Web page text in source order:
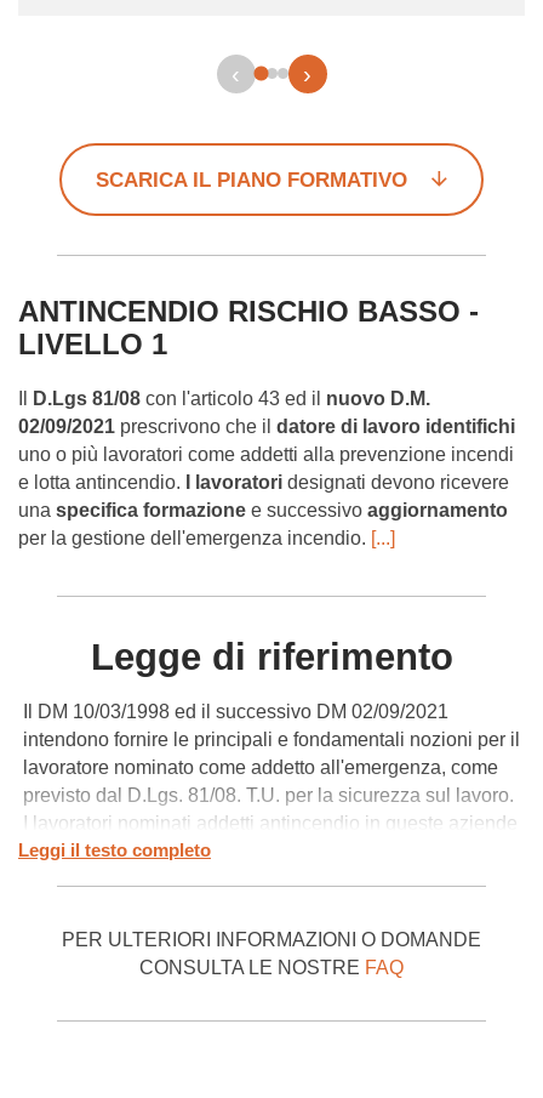
‹ ›
SCARICA IL PIANO FORMATIVO
ANTINCENDIO RISCHIO BASSO -
LIVELLO 1
D.Lgs 81/08 con l'articolo 43 ed il nuovo D.M.
02/09/2021 prescrivono che il datore di lavoro identifichi
uno o più lavoratori come addetti alla prevenzione incendi
e lotta antincendio.
I lavoratori designati devono ricevere
una specifica formazione e successivo aggiornamento
per la gestione dell'emergenza incendio. [...]
Legge di riferimento
Il DM 10/03/1998 ed il successivo DM 02/09/2021
intendono fornire le principali e fondamentali nozioni per il
lavoratore nominato come addetto all'emergenza, come
previsto dal D.Lgs. 81/08. T.U. per la sicurezza sul lavoro.
I lavoratori nominati addetti antincendio in queste aziende
dovranno acquisire, attraverso questo corso di
della combustione ed alle dirette conseguenze per le
persone esposte al fuoco ed ai fumi prodotti. Verranno
più comuni e le possibilità di impiego delle diverse
Leggi il testo completo
PER ULTERIORI INFORMAZIONI O DOMANDE
CONSULTA LE NOSTRE FAQ